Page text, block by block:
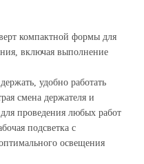
компактной формы для
включая выполнение
удобно работать
смена держателя и
проведения любых работ
подсветка с
освещения